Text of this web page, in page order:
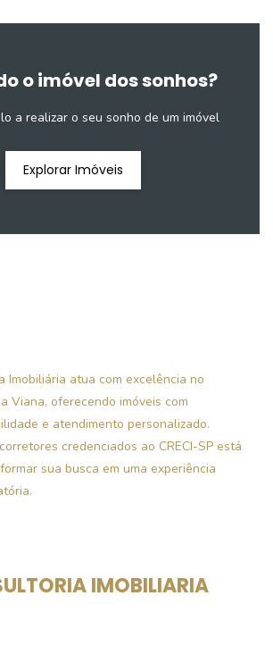
o imóvel dos sonhos?
a realizar o seu sonho de um imóvel
Explorar Imóveis
Imobiliária atua com excelência no
Viana, oferecendo imóveis com
e atendimento personalizado.
credenciados ao CRECI-SP está
sua busca em uma experiência
IMOBILIARIA